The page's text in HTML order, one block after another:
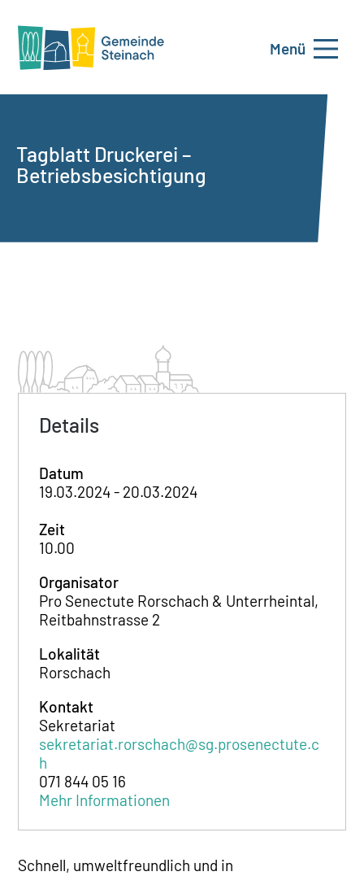
Menü
Tagblatt Druckerei –
Betriebsbesichtigung
Details
Datum
19.03.2024 - 20.03.2024
Zeit
10.00
Organisator
Pro Senectute Rorschach & Unterrheintal,
Reitbahnstrasse 2
Lokalität
Rorschach
Kontakt
Sekretariat
sekretariat.rorschach@sg.prosenectute.c
h
071 844 05 16
Mehr Informationen
Schnell, umweltfreundlich und in